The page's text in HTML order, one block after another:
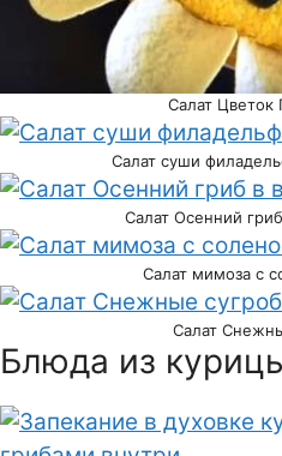
Салат Цветок
Салат суши
Салат Осенний
Салат мимоза с
Салат
Блюда из